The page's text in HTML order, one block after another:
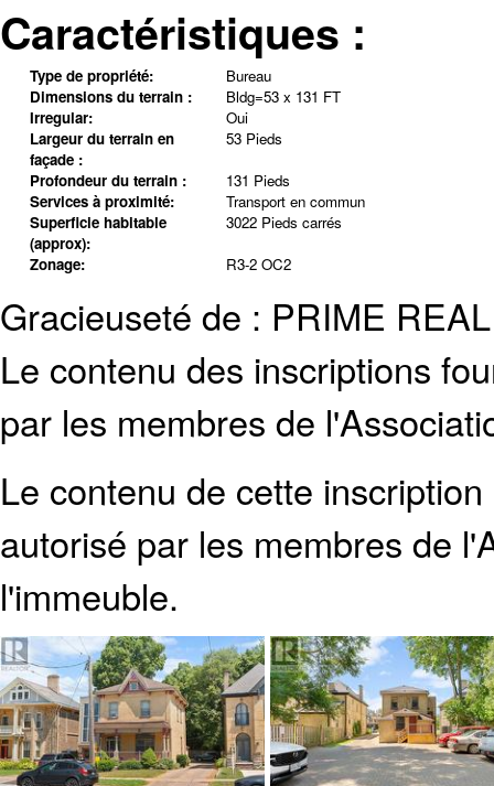
Caractéristiques :
Type de propriété:
Bureau
Dimensions du terrain :
Bldg=53 x 131 FT
Irregular:
Oui
Largeur du terrain en
façade :
53 Pieds
Profondeur du terrain :
131 Pieds
Services à proximité:
Transport en commun
Superficie habitable
(approx):
3022 Pieds carrés
Zonage:
R3-2 OC2
Gracieuseté de : PRIME
Le contenu des inscriptions
par les membres de
Le contenu de cette
autorisé par les membres de
l'immeuble.